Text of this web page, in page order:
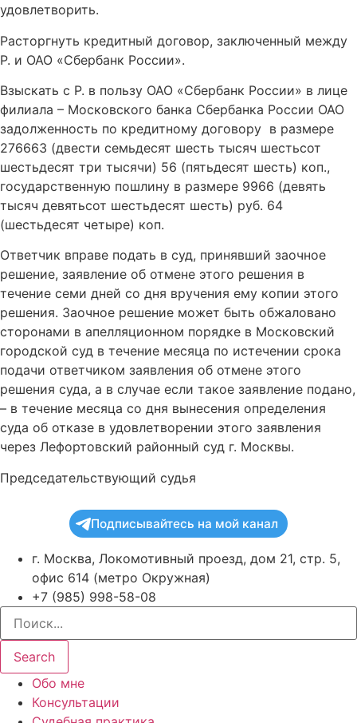
удовлетворить.
Расторгнуть кредитный договор, заключенный между
Р. и ОАО «Сбербанк России».
Взыскать с Р. в пользу ОАО «Сбербанк России» в лице
филиала – Московского банка Сбербанка России ОАО
задолженность по кредитному договору в размере
276663 (двести семьдесят шесть тысяч шестьсот
шестьдесят три тысячи) 56 (пятьдесят шесть) коп.,
государственную пошлину в размере 9966 (девять
тысяч девятьсот шестьдесят шесть) руб. 64
(шестьдесят четыре) коп.
Ответчик вправе подать в суд, принявший заочное
решение, заявление об отмене этого решения в
течение семи дней со дня вручения ему копии этого
решения. Заочное решение может быть обжаловано
сторонами в апелляционном порядке в Московский
городской суд в течение месяца по истечении срока
подачи ответчиком заявления об отмене этого
решения суда, а в случае если такое заявление подано,
– в течение месяца со дня вынесения определения
суда об отказе в удовлетворении этого заявления
через Лефортовский районный суд г. Москвы.
Председательствующий судья
Подписывайтесь на мой канал
г. Москва, Локомотивный проезд, дом 21, стр. 5,
офис 614 (метро Окружная)
+7 (985) 998-58-08
Search
Обо мне
Консультации